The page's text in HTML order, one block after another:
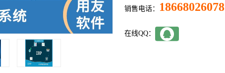
销售电话： 18668026078
在线QQ：